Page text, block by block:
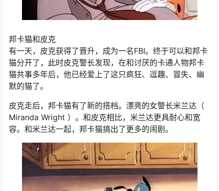
邦卡猫和皮克
有一天，皮克获得了晋升，成为一名FBI。终于可以和邦卡
猫分开了，此时皮克警长发现，在和讨厌的卡通人物邦卡
猫共事多年后，他已经爱上了这只疯狂、逗趣、冒失、幽
默的猫了。
皮克走后，邦卡猫有了新的搭档。漂亮的女警长米兰达（
Miranda Wright ）。和皮克相比，米兰达更具耐心和宽
容。和米兰达一起，邦卡猫搞出了更多的闹剧。